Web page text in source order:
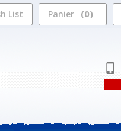
Panier 0
List